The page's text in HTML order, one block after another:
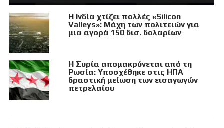
Η Ινδία χτίζει πολλές «Silicon
Valleys»: Μάχη των πολιτειών για
μια αγορά 150 δισ. δολαρίων
Η Συρία απομακρύνεται από τη
Ρωσία: Υποσχέθηκε στις ΗΠΑ
δραστική μείωση των εισαγωγών
πετρελαίου